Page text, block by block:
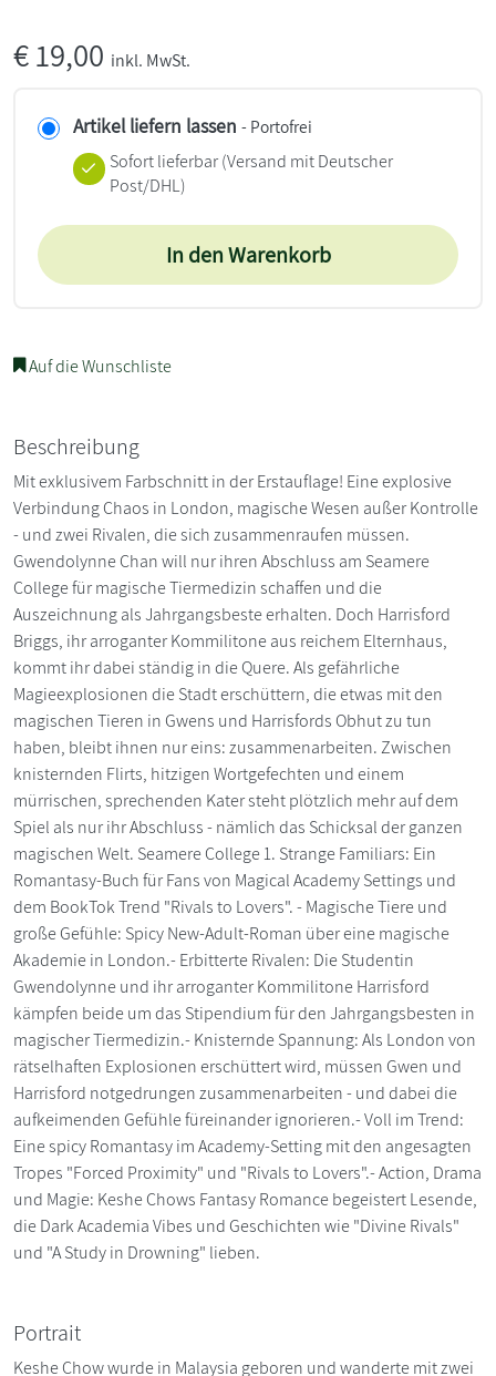
€19,00 inkl. MwSt.
Artikel liefern lassen - Portofrei
Sofort lieferbar(Versand mit Deutscher
Post/DHL)
In den Warenkorb
Auf die Wunschliste
Beschreibung
Mit exklusivem Farbschnitt in der Erstauflage! Eine explosive
Verbindung Chaos in London, magische Wesen außer Kontrolle
- und zwei Rivalen, die sich zusammenraufen müssen.
Gwendolynne Chan will nur ihren Abschluss am Seamere
College für magische Tiermedizin schaffen und die
Auszeichnung als Jahrgangsbeste erhalten. Doch Harrisford
Briggs, ihr arroganter Kommilitone aus reichem Elternhaus,
kommt ihr dabei ständig in die Quere. Als gefährliche
Magieexplosionen die Stadt erschüttern, die etwas mit den
magischen Tieren in Gwens und Harrisfords Obhut zu tun
haben, bleibt ihnen nur eins: zusammenarbeiten. Zwischen
knisternden Flirts, hitzigen Wortgefechten und einem
mürrischen, sprechenden Kater steht plötzlich mehr auf dem
Spiel als nur ihr Abschluss - nämlich das Schicksal der ganzen
magischen Welt. Seamere College 1. Strange Familiars: Ein
Romantasy-Buch für Fans von Magical Academy Settings und
dem BookTok Trend "Rivals to Lovers". - Magische Tiere und
große Gefühle: Spicy New-Adult-Roman über eine magische
Akademie in London.- Erbitterte Rivalen: Die Studentin
Gwendolynne und ihr arroganter Kommilitone Harrisford
kämpfen beide um das Stipendium für den Jahrgangsbesten in
magischer Tiermedizin.- Knisternde Spannung: Als London von
rätselhaften Explosionen erschüttert wird, müssen Gwen und
Harrisford notgedrungen zusammenarbeiten - und dabei die
aufkeimenden Gefühle füreinander ignorieren.- Voll im Trend:
Eine spicy Romantasy im Academy-Setting mit den angesagten
Tropes "Forced Proximity" und "Rivals to Lovers".- Action, Drama
und Magie: Keshe Chows Fantasy Romance begeistert Lesende,
die Dark Academia Vibes und Geschichten wie "Divine Rivals"
und "A Study in Drowning" lieben.
Portrait
Keshe Chow wurde in Malaysia geboren und wanderte mit zwei